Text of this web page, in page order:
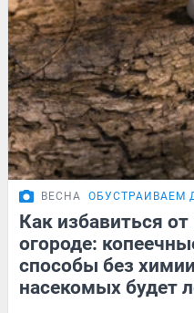
ВЕСНА ОБУСТРАИВАЕМ
Как избавиться
огороде:
способы без
насекомых будет